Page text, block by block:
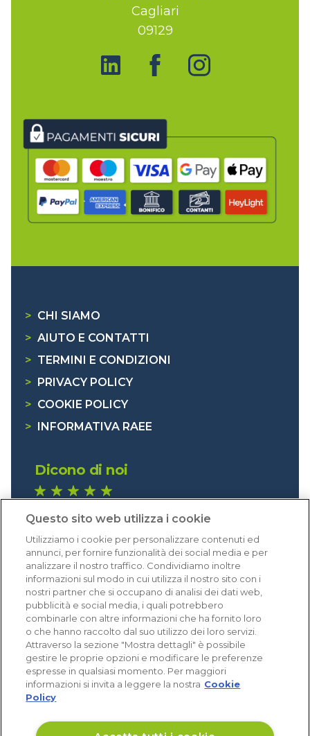
Cagliari
09129
> CHI SIAMO
> AIUTO E CONTATTI
> TERMINI E CONDIZIONI
>
PRIVACY POLICY
> COOKIE POLICY
>
INFORMATIVA RAEE
Dicono di noi
Eccellente (4,8)
Acquisti verificati
Questo sito web utilizza i cookie
Utilizziamo i cookie per personalizzare contenuti ed
annunci, per fornire funzionalità dei social media e per
analizzare il nostro traffico. Condividiamo inoltre
informazioni sul modo in cui utilizza il nostro sito con i
nostri partner che si occupano di analisi dei dati web,
pubblicità e social media, i quali potrebbero
combinarle con altre informazioni che ha fornito loro
o che hanno raccolto dal suo utilizzo dei loro servizi.
Attraverso la sezione "Mostra dettagli" è possibile
gestire le proprie opzioni e modificare le preferenze
espresse in qualsiasi momento. Per maggiori
informazioni si invita a leggere la nostra Cookie
Policy